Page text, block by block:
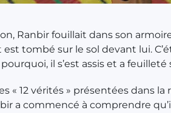
Ranbir fouillait dans son
est tombé sur le sol devant lui.
il s’est assis et a feuilleté
« 12 vérités » présentées dans
a commencé à comprendre